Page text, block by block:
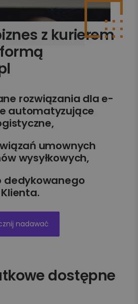
z kurierem
rozwiązania dla e-
automatyzujące
umownych
wysyłkowych,
dedykowanego
nadawać
dostępne